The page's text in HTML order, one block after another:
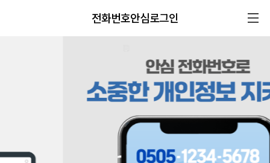
전화번호안심로그인